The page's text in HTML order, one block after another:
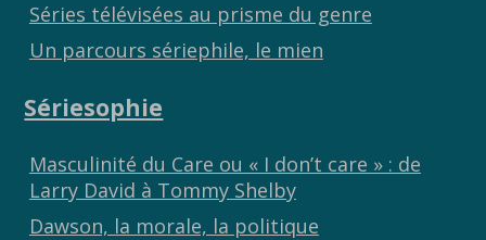
Séries télévisées au prisme du genre
Un parcours sériephile, le mien
Sériesophie
Masculinité du Care ou « I don’t care » : de
Larry David à Tommy Shelby
Dawson, la morale, la politique